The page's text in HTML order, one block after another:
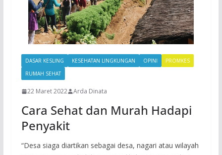
DASAR KESLING KESEHATAN LINGKUNGAN OPINI
PROMKES
RUMAH SEHAT
22 Maret 2022 Arda Dinata
Cara Sehat dan Murah Hadapi
Penyakit
“Desa siaga diartikan sebagai desa, nagari atau wilayah